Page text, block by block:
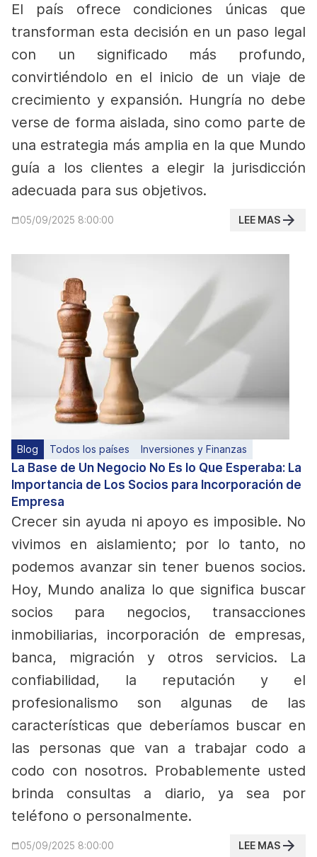
El país ofrece condiciones únicas que
transforman esta decisión en un paso legal
con un significado más profundo,
convirtiéndolo en el inicio de un viaje de
crecimiento y expansión. Hungría no debe
verse de forma aislada, sino como parte de
una estrategia más amplia en la que Mundo
guía a los clientes a elegir la jurisdicción
adecuada para sus objetivos.
05/09/2025 8:00:00 LEE MAS
Blog Todos los países Inversiones y Finanzas
La Base de Un Negocio No Es lo Que Esperaba: La
Importancia de Los Socios para Incorporación de
Empresa
Crecer sin ayuda ni apoyo es imposible. No
vivimos en aislamiento; por lo tanto, no
podemos avanzar sin tener buenos socios.
Hoy, Mundo analiza lo que significa buscar
socios para negocios, transacciones
inmobiliarias, incorporación de empresas,
banca, migración y otros servicios. La
confiabilidad, la reputación y el
profesionalismo son algunas de las
características que deberíamos buscar en
las personas que van a trabajar codo a
codo con nosotros. Probablemente usted
brinda consultas a diario, ya sea por
teléfono o personalmente.
05/09/2025 8:00:00 LEE MAS